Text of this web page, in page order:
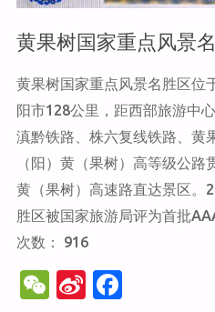
黄果树国家重点风景
黄果树国家重点风景名胜区位
阳市128公里，距西部旅游中
滇黔铁路、株六复线铁路、黄
（阳）黄（果树）高等级公路
黄（果树）高速路直达景区。
胜区被国家旅游局评为首批
次数： 916
W
Si